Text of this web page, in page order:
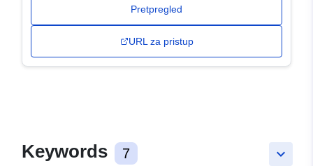
Pretpregled
URL za pristup
keyboard_arrow_down
Keywords 7